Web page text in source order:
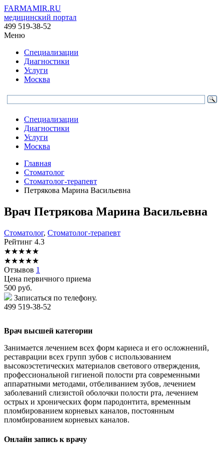
FARMAMIR.RU
медицинский портал
499 519-38-52
Меню
Специализации
Диагностики
Услуги
Москва
Специализации
Диагностики
Услуги
Москва
Главная
Стоматолог
Стоматолог-терапевт
Петрякова Марина Васильевна
Врач Петрякова Марина Васильевна
Стоматолог, Стоматолог-терапевт
Рейтинг 4.3
★★★★★
★★★★★
Отзывов 1
Цена первичного приема
500 руб.
Записаться по телефону.
499 519-38-52
Врач высшей категории
Занимается лечением всех форм кариеса и его осложнений,
реставрации всех групп зубов с использованием
высокоэстетических материалов светового отверждения,
профессиональной гигиеной полости рта современными
аппаратными методами, отбеливанием зубов, лечением
заболеваний слизистой оболочки полости рта, лечением
острых и хронических форм пародонтита, временным
пломбированием корневых каналов, постоянным
пломбированием корневых каналов.
Онлайн запись к врачу